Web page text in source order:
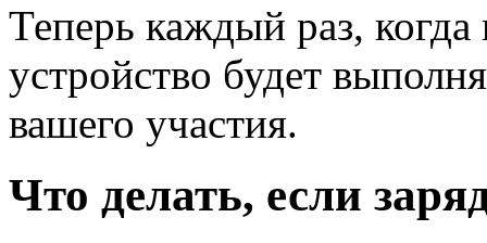
Теперь каждый раз,
устройство будет
вашего участия.
Что делать, если